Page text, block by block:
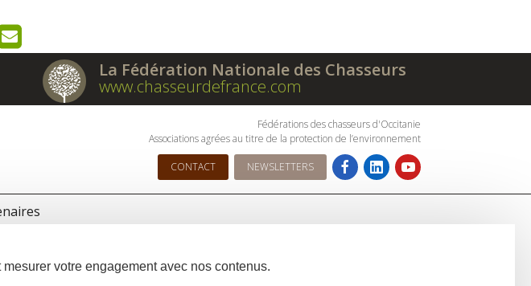
La Fédération Nationale des Chasseurs
www.chasseurdefrance.com
Fédérations des chasseurs d'Occitanie
Associations agrées au titre de la protection de l’environnement
CONTACT NEWSLETTERS
votre engagement avec nos contenus.